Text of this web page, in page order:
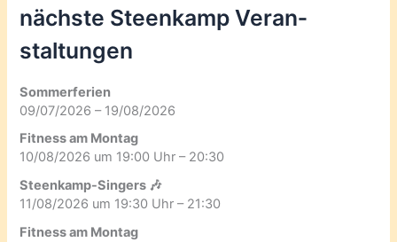
nächste Steenkamp Veran­
staltungen
Sommerferien
09/07/2026 – 19/08/2026
Fitness am Montag
10/08/2026 um 19:00 Uhr – 20:30
Steenkamp-Singers 🎶
11/08/2026 um 19:30 Uhr – 21:30
Fitness am Montag